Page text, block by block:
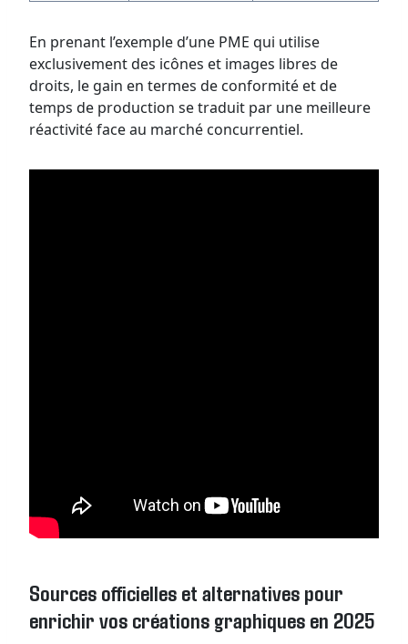
En prenant l’exemple d’une PME qui utilise
exclusivement des icônes et images libres de
droits, le gain en termes de conformité et de
temps de production se traduit par une meilleure
réactivité face au marché concurrentiel.
Sources officielles et alternatives pour
enrichir vos créations graphiques en 2025